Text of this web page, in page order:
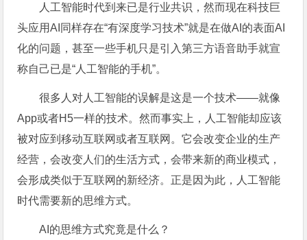
人工智能时代到来已是行业共识，然而现在科技巨
头应用AI同样存在“有深度学习技术”就是在做AI的表面AI
化的问题，甚至一些手机只是引入第三方语音助手就宣
称自己已是“人工智能的手机”。
很多人对人工智能的误解是这是一个技术——就像
App或者H5一样的技术。然而事实上，人工智能却应该
被对应到移动互联网或者互联网。它会改变企业的生产
经营，会改变人们的生活方式，会带来新的商业模式，
会形成类似于互联网的新经济。正是因为此，人工智能
时代需要新的思维方式。
AI的思维方式究竟是什么？